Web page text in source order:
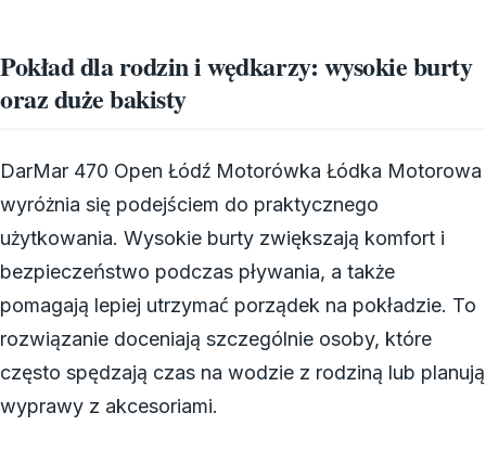
Pokład dla rodzin i wędkarzy: wysokie burty
oraz duże bakisty
DarMar 470 Open Łódź Motorówka Łódka Motorowa
wyróżnia się podejściem do praktycznego
użytkowania. Wysokie burty zwiększają komfort i
bezpieczeństwo podczas pływania, a także
pomagają lepiej utrzymać porządek na pokładzie. To
rozwiązanie doceniają szczególnie osoby, które
często spędzają czas na wodzie z rodziną lub planują
wyprawy z akcesoriami.